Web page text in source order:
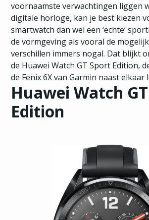
voornaamste verwachtingen liggen
digitale horloge, kan je best kiezen
smartwatch dan wel een ‘echte’
de vormgeving als vooral de
verschillen immers nogal. Dat blijkt
de Huawei Watch GT Sport Edition,
de Fenix 6X van Garmin naast elkaar
Huawei Watch
Edition